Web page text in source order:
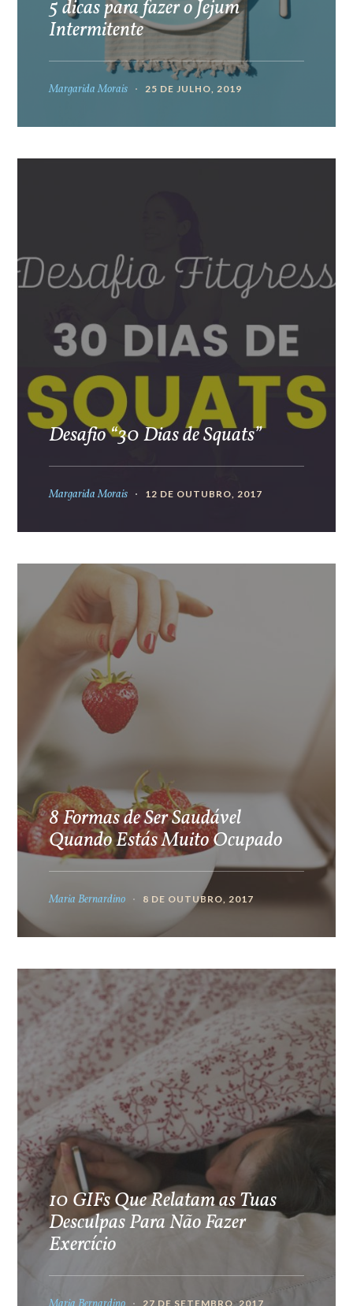
5 dicas para fazer o Jejum
Intermitente
Margarida Morais 25 DE JULHO, 2019
Desafio “30 Dias de Squats”
Margarida Morais 12 DE OUTUBRO, 2017
8 Formas de Ser Saudável
Quando Estás Muito Ocupado
Maria Bernardino 8 DE OUTUBRO, 2017
10 GIFs Que Relatam as Tuas
Desculpas Para Não Fazer
Exercício
27 DE SETEMBRO, 2017